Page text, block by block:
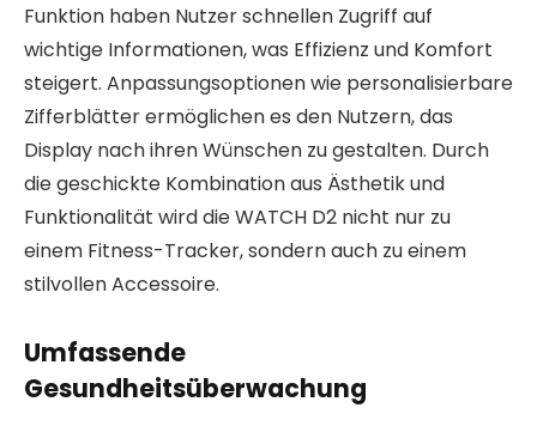
Funktion haben Nutzer schnellen Zugriff auf
wichtige Informationen, was Effizienz und Komfort
steigert. Anpassungsoptionen wie personalisierbare
Zifferblätter ermöglichen es den Nutzern, das
Display nach ihren Wünschen zu gestalten. Durch
die geschickte Kombination aus Ästhetik und
Funktionalität wird die WATCH D2 nicht nur zu
einem Fitness-Tracker, sondern auch zu einem
stilvollen Accessoire.
Umfassende
Gesundheitsüberwachung